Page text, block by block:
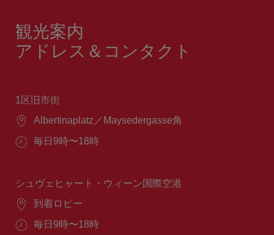
観光案内
アドレス＆コンタクト
1区旧市街
場
Albertinaplatz／Maysedergasse角
営
間：
毎日9時〜18時
シュヴェヒャート・ウィーン国際空港
場
到着ロビー
営
毎日9時〜18時